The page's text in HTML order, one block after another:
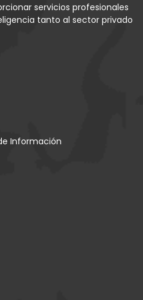
servicios profesionales
tanto al sector privado
Información